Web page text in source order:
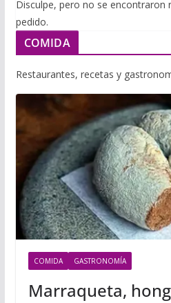
Disculpe, pero no se encontraron
pedido.
COMIDA
Restaurantes, recetas y
COMIDA GASTRONOMÍA
Marraqueta,